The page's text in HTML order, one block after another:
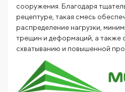
сооружения. Благодаря
рецептуре, такая смесь
распределение нагрузки,
трещин и деформаций, а также
схватыванию и повышенной